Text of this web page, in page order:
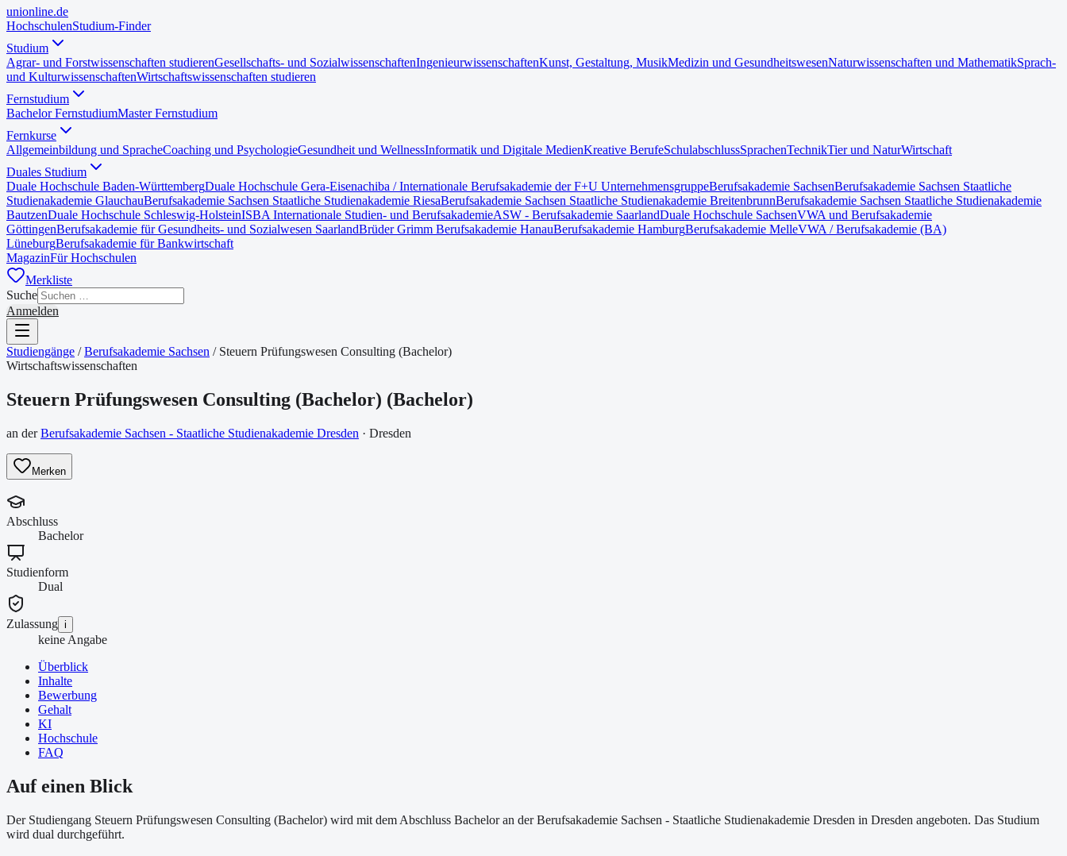
unionline.de
HochschulenStudium-Finder
Studium
Agrar- und Forstwissenschaften studierenGesellschafts- und SozialwissenschaftenIngenieurwissenschaftenKunst, Gestaltung, MusikMedizin und GesundheitswesenNaturwissenschaften und MathematikSprach-
und KulturwissenschaftenWirtschaftswissenschaften studieren
Fernstudium
Bachelor FernstudiumMaster Fernstudium
Fernkurse
Allgemeinbildung und SpracheCoaching und PsychologieGesundheit und WellnessInformatik und Digitale MedienKreative BerufeSchulabschlussSprachenTechnikTier und NaturWirtschaft
Duales Studium
Duale Hochschule Baden-WürttembergDuale Hochschule Gera-Eisenachiba / Internationale Berufsakademie der F+U UnternehmensgruppeBerufsakademie SachsenBerufsakademie Sachsen Staatliche
Studienakademie GlauchauBerufsakademie Sachsen Staatliche Studienakademie RiesaBerufsakademie Sachsen Staatliche Studienakademie BreitenbrunnBerufsakademie Sachsen Staatliche Studienakademie
BautzenDuale Hochschule Schleswig-HolsteinISBA Internationale Studien- und BerufsakademieASW - Berufsakademie SaarlandDuale Hochschule SachsenVWA und Berufsakademie
GöttingenBerufsakademie für Gesundheits- und Sozialwesen SaarlandBrüder Grimm Berufsakademie HanauBerufsakademie HamburgBerufsakademie MelleVWA / Berufsakademie (BA)
LüneburgBerufsakademie für Bankwirtschaft
MagazinFür Hochschulen
Merkliste
Suche
Anmelden
Studiengänge / Berufsakademie Sachsen / Steuern Prüfungswesen Consulting (Bachelor)
Wirtschaftswissenschaften
Steuern Prüfungswesen Consulting (Bachelor) (Bachelor)
an derBerufsakademie Sachsen - Staatliche Studienakademie Dresden · Dresden
Merken
Abschluss
Bachelor
Studienform
Dual
Zulassung i
keine Angabe
Überblick
Inhalte
Bewerbung
Gehalt
KI
Hochschule
FAQ
Auf einen Blick
Der Studiengang Steuern Prüfungswesen Consulting (Bachelor) wird mit dem Abschluss Bachelor an der Berufsakademie Sachsen - Staatliche Studienakademie Dresden in Dresden angeboten. Das Studium
wird dual durchgeführt.